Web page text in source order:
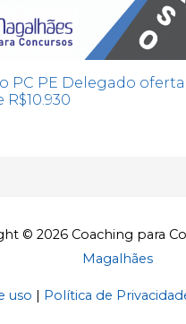
PC PE Delegado oferta
© 2026 Coaching para
Magalhães
uso Política de